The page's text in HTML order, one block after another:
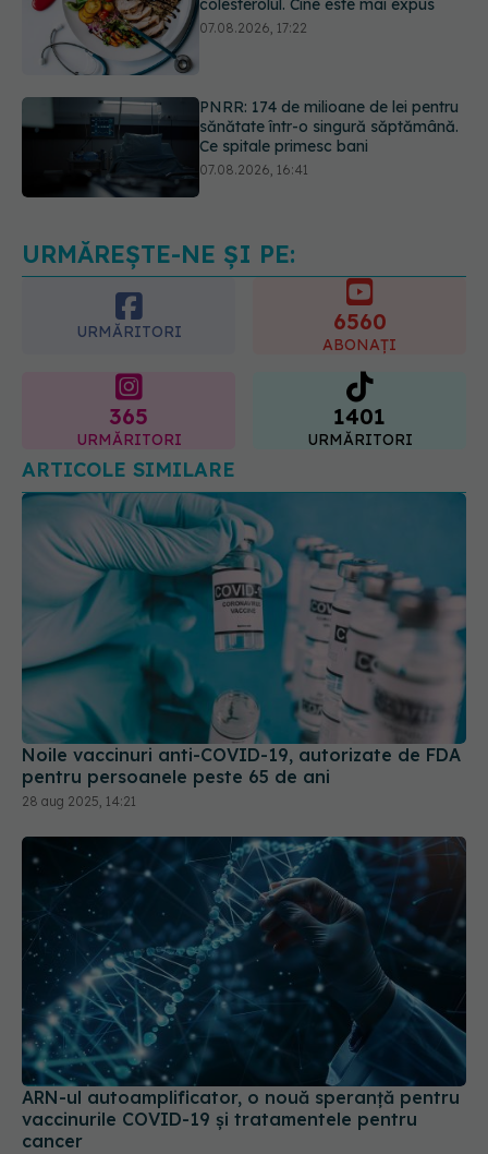
PNRR: 174 de milioane de lei pentru
07.08.2026, 16:41
Ce spune culoarea ta preferată
despre vârsta pe care o ai. Care
URMĂREȘTE-NE ȘI PE:
URMĂRITORI 6560
ABONAȚI
365
URMĂRITORI
1401
URMĂRITORI
ARTICOLE SIMILARE
Noile vaccinuri anti-COVID-19, autorizate de FDA
pentru persoanele peste 65 de ani
28 aug 2025, 14:21
ARN-ul autoamplificator, o nouă speranță pentru
vaccinurile COVID-19 și tratamentele pentru
cancer